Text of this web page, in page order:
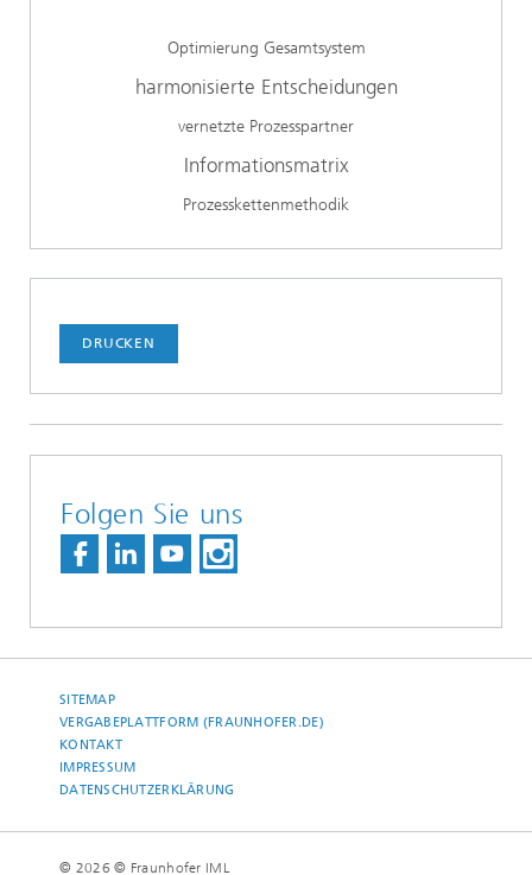
Optimierung Gesamtsystem
harmonisierte Entscheidungen
vernetzte Prozesspartner
Informationsmatrix
Prozesskettenmethodik
DRUCKEN
Folgen Sie uns
SITEMAP
VERGABEPLATTFORM (FRAUNHOFER.DE)
KONTAKT
IMPRESSUM
DATENSCHUTZERKLÄRUNG
© 2026 © Fraunhofer IML